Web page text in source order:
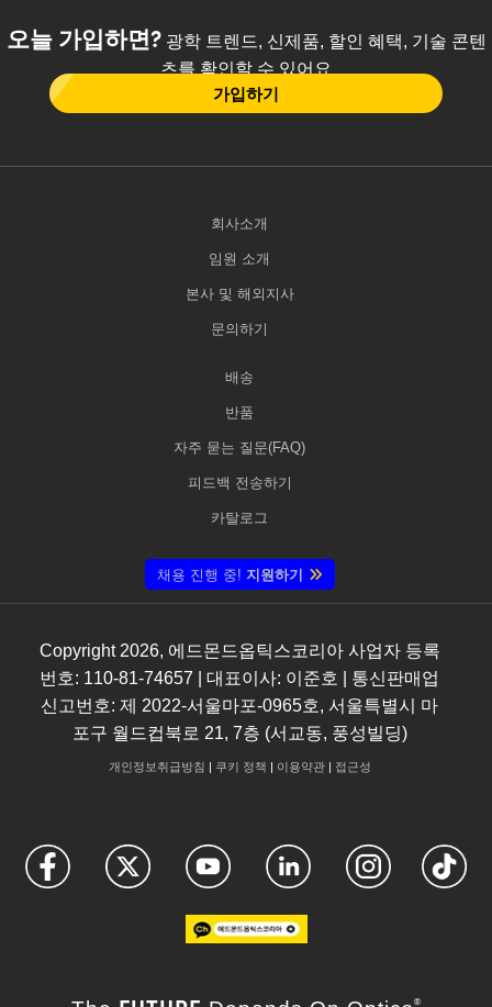
오늘 가입하면?광학 트렌드, 신제품, 할인 혜택, 기술 콘텐
츠를 확인할 수 있어요
가입하기
회사소개
임원 소개
본사 및 해외지사
문의하기
배송
반품
자주 묻는 질문(FAQ)
피드백 전송하기
카탈로그
채용 진행 중! 지원하기
Copyright 2026, 에드몬드옵틱스코리아 사업자 등록
번호: 110-81-74657 | 대표이사: 이준호 | 통신판매업
신고번호: 제 2022-서울마포-0965호, 서울특별시 마
포구 월드컵북로 21, 7층 (서교동, 풍성빌딩)
개인정보취급방침 | 쿠키 정책 | 이용약관| 접근성
®